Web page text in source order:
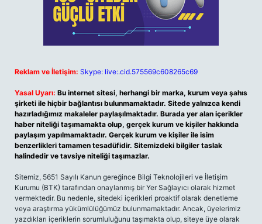
Reklam ve İletişim: Skype: live:.cid.575569c608265c69
Yasal Uyarı: Bu internet sitesi, herhangi bir marka, kurum veya şahıs
şirketi ile hiçbir bağlantısı bulunmamaktadır. Sitede yalnızca kendi
hazırladığımız makaleler paylaşılmaktadır. Burada yer alan içerikler
haber niteliği taşımamakta olup, gerçek kurum ve kişiler hakkında
paylaşım yapılmamaktadır. Gerçek kurum ve kişiler ile isim
benzerlikleri tamamen tesadüfidir. Sitemizdeki bilgiler taslak
halindedir ve tavsiye niteliği taşımazlar.
Sitemiz, 5651 Sayılı Kanun gereğince Bilgi Teknolojileri ve İletişim
Kurumu (BTK) tarafından onaylanmış bir Yer Sağlayıcı olarak hizmet
vermektedir. Bu nedenle, sitedeki içerikleri proaktif olarak denetleme
veya araştırma yükümlülüğümüz bulunmamaktadır. Ancak, üyelerimiz
yazdıkları içeriklerin sorumluluğunu taşımakta olup, siteye üye olarak